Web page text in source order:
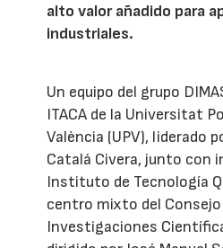
alto valor añadido para
industriales.
Un equipo del grupo
ITACA de la Universitat
València (UPV), liderado
Catalá Civera, junto con
Instituto de Tecnología
centro mixto del Consejo
Investigaciones